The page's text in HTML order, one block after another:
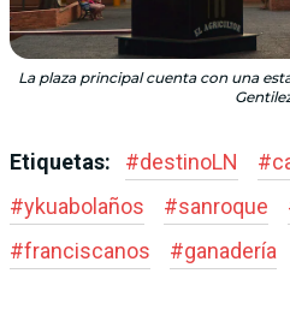
La plaza principal cuenta con una
Etiquetas: #destinoLN #
#ykuabolaños #sanroque
#franciscanos #ganadería